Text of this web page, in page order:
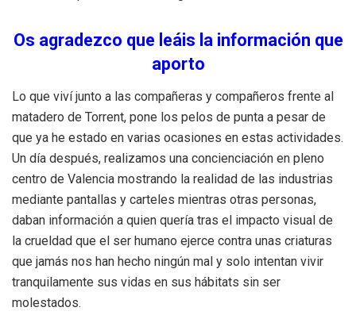
Os agradezco que leáis la información que
aporto
Lo que viví junto a las compañeras y compañeros frente al
matadero de Torrent, pone los pelos de punta a pesar de
que ya he estado en varias ocasiones en estas actividades.
Un día después, realizamos una concienciación en pleno
centro de Valencia mostrando la realidad de las industrias
mediante pantallas y carteles mientras otras personas,
daban información a quien quería tras el impacto visual de
la crueldad que el ser humano ejerce contra unas criaturas
que jamás nos han hecho ningún mal y solo intentan vivir
tranquilamente sus vidas en sus hábitats sin ser
molestados.